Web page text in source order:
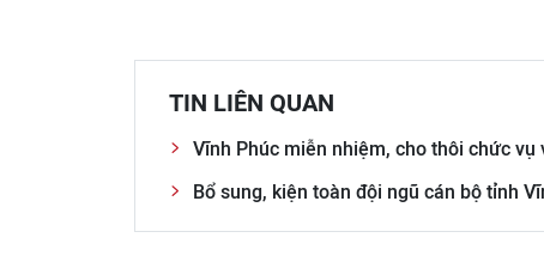
TIN LIÊN QUAN
Vĩnh Phúc miễn nhiệm, cho thôi chức
Bổ sung, kiện toàn đội ngũ cán bộ tỉnh